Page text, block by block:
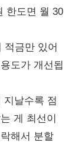
한도면 월 30
적금만 있어
도가 개선됩
지날수록 점
게 최선이
해서 분할